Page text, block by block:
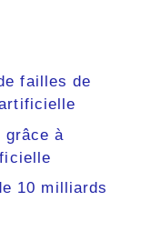
failles de
grâce à
10 milliards